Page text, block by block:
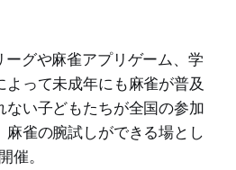
グや麻雀アプリゲーム、学
って未成年にも麻雀が普及
ない子どもたちが全国の参加
麻雀の腕試しができる場とし
催。